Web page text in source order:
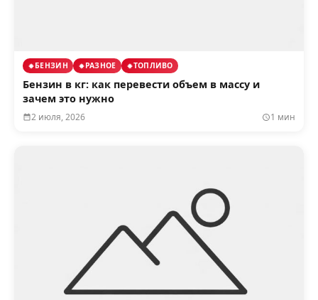
БЕНЗИН РАЗНОЕ ТОПЛИВО
Бензин в кг: как перевести объем в массу и
зачем это нужно
2 июля, 2026 1 мин